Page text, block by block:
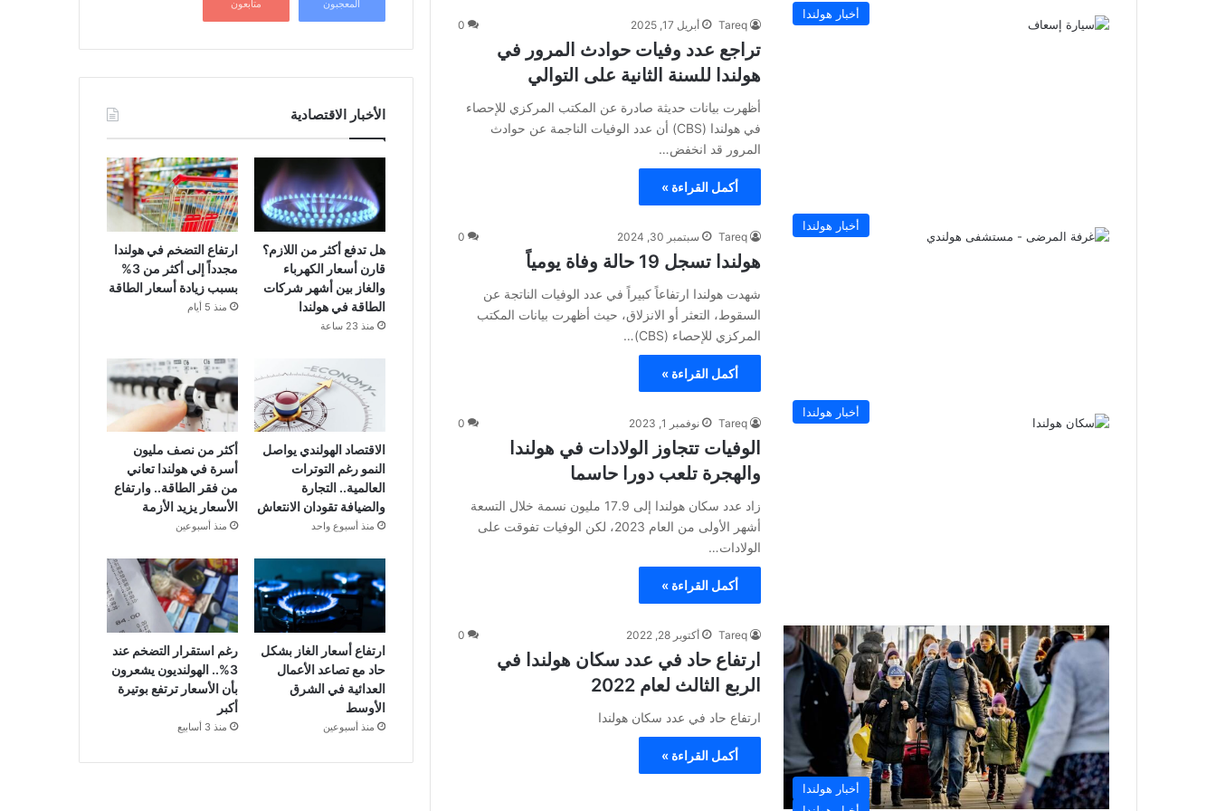
أخبار هولندا
Tareq أبريل 17, 2025 0
تراجع عدد وفيات حوادث المرور في
هولندا للسنة الثانية على التوالي
أظهرت بيانات حديثة صادرة عن المكتب المركزي للإحصاء
في هولندا (CBS) أن عدد الوفيات الناجمة عن حوادث
المرور قد انخفض…
أكمل القراءة »
أخبار هولندا
Tareq سبتمبر 30, 2024 0
هولندا تسجل 19 حالة وفاة يومياً
شهدت هولندا ارتفاعاً كبيراً في عدد الوفيات الناتجة عن
السقوط، التعثر أو الانزلاق، حيث أظهرت بيانات المكتب
المركزي للإحصاء (CBS)…
أكمل القراءة »
أخبار هولندا
Tareq نوفمبر 1, 2023 0
الوفيات تتجاوز الولادات في هولندا
والهجرة تلعب دورا حاسما
زاد عدد سكان هولندا إلى 17.9 مليون نسمة خلال التسعة
أشهر الأولى من العام 2023، لكن الوفيات تفوقت على
الولادات…
أكمل القراءة »
أخبار هولندا
Tareq أكتوبر 28, 2022 0
ارتفاع حاد في عدد سكان هولندا في
الربع الثالث لعام 2022
ارتفاع حاد في عدد سكان هولندا
أكمل القراءة »
المعجبون متابعون
الأخبار الاقتصادية
هل تدفع أكثر من اللازم؟
قارن أسعار الكهرباء
والغاز بين أشهر شركات
الطاقة في هولندا
منذ 23 ساعة
ارتفاع التضخم في هولندا
مجدداً إلى أكثر من 3%
بسبب زيادة أسعار الطاقة
منذ 5 أيام
الاقتصاد الهولندي يواصل
النمو رغم التوترات
العالمية.. التجارة
والضيافة تقودان الانتعاش
منذ أسبوع واحد
أكثر من نصف مليون
أسرة في هولندا تعاني
من فقر الطاقة.. وارتفاع
الأسعار يزيد الأزمة
منذ أسبوعين
ارتفاع أسعار الغاز بشكل
حاد مع تصاعد الأعمال
العدائية في الشرق
الأوسط
منذ أسبوعين
رغم استقرار التضخم عند
3%.. الهولنديون يشعرون
بأن الأسعار ترتفع بوتيرة
أكبر
منذ 3 أسابيع